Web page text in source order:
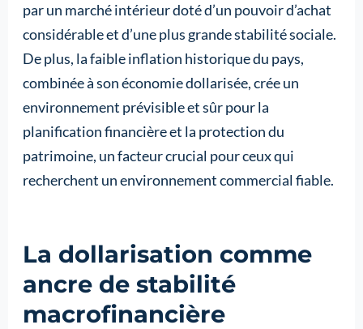
par un marché intérieur doté d’un pouvoir d’achat
considérable et d’une plus grande stabilité sociale.
De plus, la faible inflation historique du pays,
combinée à son économie dollarisée, crée un
environnement prévisible et sûr pour la
planification financière et la protection du
patrimoine, un facteur crucial pour ceux qui
recherchent un environnement commercial fiable.
La dollarisation comme
ancre de stabilité
macrofinancière